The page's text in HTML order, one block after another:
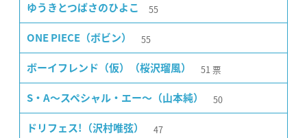
ゆうきとつばさのひよこ 55
ONE PIECE（ボビン） 55
ボーイフレンド（仮）（桜沢瑠風） 51 票
S・A〜スペシャル・エー〜（山本純） 50
ドリフェス!（沢村唯弦） 47